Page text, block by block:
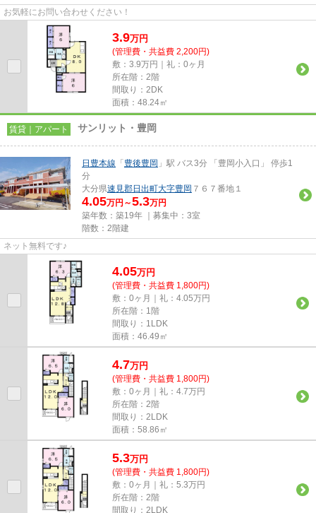
お気軽にお問い合わせください！
3.9万円
(管理費・共益費 2,200円)
敷：3.9万円｜礼：0ヶ月
所在階：2階
間取り：2DK
面積：48.24㎡
賃貸｜アパート サンリット・豊岡
日豊本線 「 豊後豊岡 」駅 バス3分 「豊岡小入口」 停歩1
分
大分県速見郡日出町大字豊岡 ７６７番地１
4.05万円～5.3万円
築年数：築19年 ｜募集中： 3室
階数：2階建
ネット無料です♪
4.05万円
(管理費・共益費 1,800円)
敷：0ヶ月｜礼：4.05万円
所在階：1階
間取り：1LDK
面積：46.49㎡
4.7万円
(管理費・共益費 1,800円)
敷：0ヶ月｜礼：4.7万円
所在階：2階
間取り：2LDK
面積：58.86㎡
5.3万円
(管理費・共益費 1,800円)
敷：0ヶ月｜礼：5.3万円
所在階：2階
間取り：2LDK